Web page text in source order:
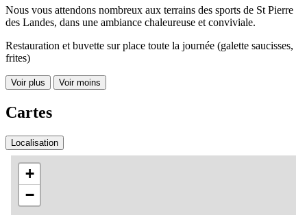
Nous vous attendons nombreux aux terrains des sports de St Pierre
des Landes, dans une ambiance chaleureuse et conviviale.
Restauration et buvette sur place toute la journée (galette saucisses,
frites)
Voir plus Voir moins
Cartes
Localisation